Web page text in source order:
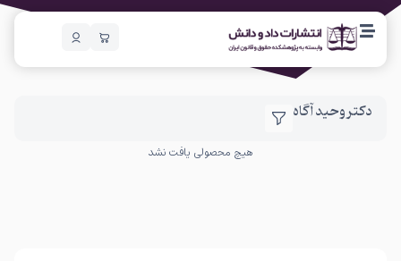
دکتر وحید آگاه
هیچ محصولی یافت نشد